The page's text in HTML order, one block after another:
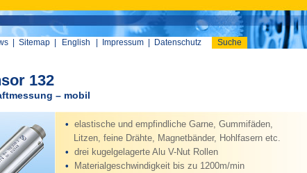
Sitemap English Impressum Datenschutz Suche
132
– mobil
• elastische und empfindliche Garne, Gummifäden,
Litzen, feine Drähte, Magnetbänder, Hohlfasern etc.
• drei kugelgelagerte Alu V-Nut Rollen
•
Materialgeschwindigkeit bis zu 1200m/min